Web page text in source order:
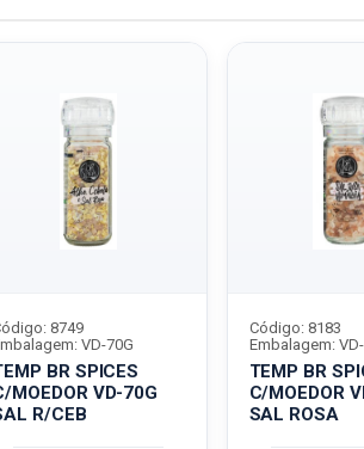
BR SPICES
MOEDOR VD-70G
R/CEB
8749
VD-70G
TEMP BR
C/MOEDOR
SAL ROSA
Código: 8183
Embalagem: